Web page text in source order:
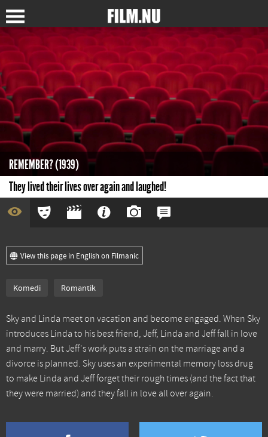
REMEMBER? (1939)
They lived their lives over again and laughed!
View this page in English on Filmanic
Komedi Romantik
Sky and Linda meet on vacation and become engaged. When Sky
introduces Linda to his best friend, Jeff, Linda and Jeff fall in love
and marry. But Jeff's work puts a strain on the marriage and a
divorce is planned. Sky uses an experimental memory loss drug
to make Linda and Jeff forget their rough times (and the fact that
they were married) and they fall in love all over again.